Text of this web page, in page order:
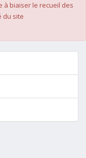
à biaiser le recueil des
du site